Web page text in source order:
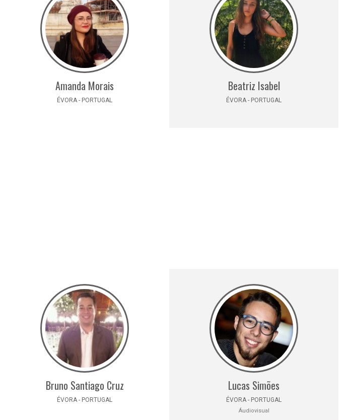
Amanda Morais
ÉVORA - PORTUGAL
Beatriz Isabel
ÉVORA - PORTUGAL
Bruno Santiago Cruz
ÉVORA - PORTUGAL
Lucas Simões
ÉVORA - PORTUGAL
Áudiovisual